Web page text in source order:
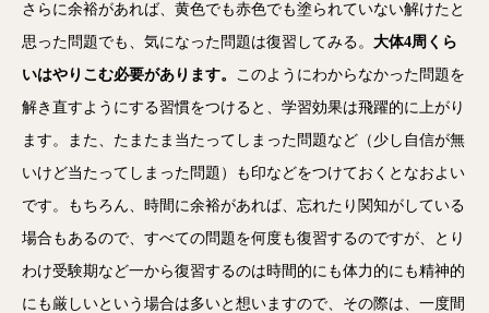
さらに余裕があれば、黄色でも赤色でも塗られていない解けたと
思った問題でも、気になった問題は復習してみる。 大体4周くら
いはやりこむ必要があります。 このようにわからなかった問題を
解き直すようにする習慣をつけると、学習効果は飛躍的に上がり
ます。また、たまたま当たってしまった問題など（少し自信が無
いけど当たってしまった問題）も印などをつけておくとなおよい
です。もちろん、時間に余裕があれば、忘れたり関知がしている
場合もあるので、すべての問題を何度も復習するのですが、とり
わけ受験期など一から復習するのは時間的にも体力的にも精神的
にも厳しいという場合は多いと想いますので、その際は、一度間